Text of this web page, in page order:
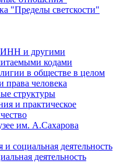
"Пределы светскости"
ИНН и другими
кодами
в обществе в целом
права человека
структуры
и практическое
им. А.Сахарова
социальная деятельность
деятельность